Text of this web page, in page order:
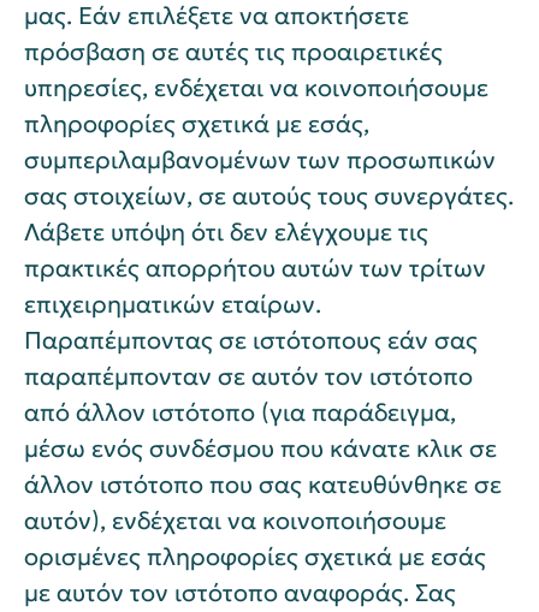
μας. Εάν επιλέξετε να αποκτήσετε
πρόσβαση σε αυτές τις προαιρετικές
υπηρεσίες, ενδέχεται να κοινοποιήσουμε
πληροφορίες σχετικά με εσάς,
συμπεριλαμβανομένων των προσωπικών
σας στοιχείων, σε αυτούς τους συνεργάτες.
Λάβετε υπόψη ότι δεν ελέγχουμε τις
πρακτικές απορρήτου αυτών των τρίτων
επιχειρηματικών εταίρων.
Παραπέμποντας σε ιστότοπους εάν σας
παραπέμπονταν σε αυτόν τον ιστότοπο
από άλλον ιστότοπο (για παράδειγμα,
μέσω ενός συνδέσμου που κάνατε κλικ σε
άλλον ιστότοπο που σας κατευθύνθηκε σε
αυτόν), ενδέχεται να κοινοποιήσουμε
ορισμένες πληροφορίες σχετικά με εσάς
με αυτόν τον ιστότοπο αναφοράς. Σας